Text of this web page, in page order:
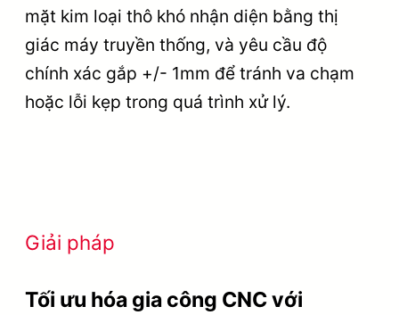
mặt kim loại thô khó nhận diện bằng thị
giác máy truyền thống, và yêu cầu độ
chính xác gắp +/- 1mm để tránh va chạm
hoặc lỗi kẹp trong quá trình xử lý.
Giải pháp
Tối ưu hóa gia công CNC với